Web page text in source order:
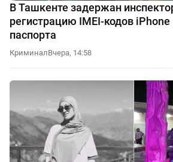
В Ташкенте задержан
регистрацию IMEI-кодов
паспорта
КриминалВчера, 14:58